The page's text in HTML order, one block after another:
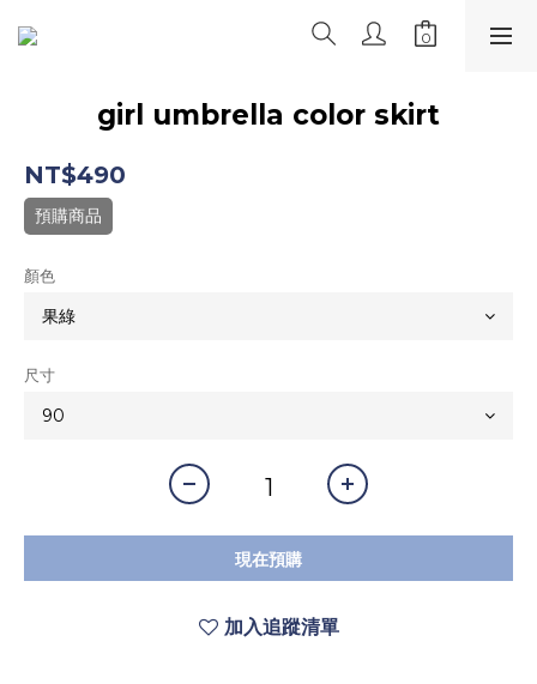
girl umbrella color skirt
NT$490
預購商品
顏色
尺寸
現在預購
加入追蹤清單